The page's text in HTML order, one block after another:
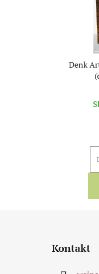
Denk
Kontakt